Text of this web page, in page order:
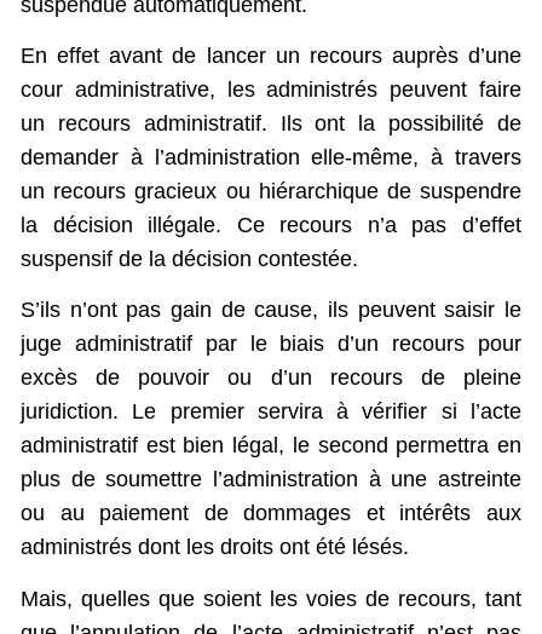
En effet avant de lancer un recours auprès d’une
cour administrative, les administrés peuvent faire
un recours administratif. Ils ont la possibilité de
demander à l’administration elle-même, à travers
un recours gracieux ou hiérarchique de suspendre
la décision illégale. Ce recours n’a pas d’effet
suspensif de la décision contestée.
S’ils n’ont pas gain de cause, ils peuvent saisir le
juge administratif par le biais d’un recours pour
excès de pouvoir ou d’un recours de pleine
juridiction. Le premier servira à vérifier si l’acte
administratif est bien légal, le second permettra en
plus de soumettre l’administration à une astreinte
ou au paiement de dommages et intérêts aux
administrés dont les droits ont été lésés.
Mais, quelles que soient les voies de recours, tant